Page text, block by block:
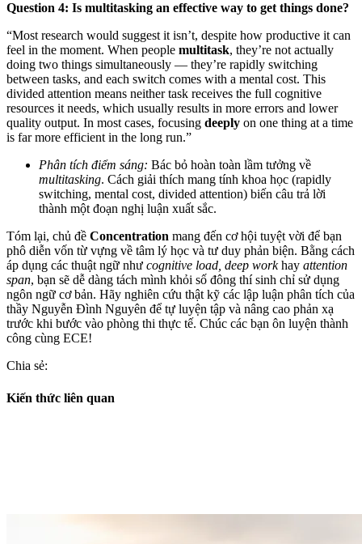
Question 4: Is multitasking an effective way to get things done?
“Most research would suggest it isn’t, despite how productive it can
feel in the moment. When people multitask, they’re not actually
doing two things simultaneously — they’re rapidly switching
between tasks, and each switch comes with a mental cost. This
divided attention means neither task receives the full cognitive
resources it needs, which usually results in more errors and lower
quality output. In most cases, focusing deeply on one thing at a time
is far more efficient in the long run.”
Phân tích điểm sáng: Bác bỏ hoàn toàn lầm tưởng về
multitasking. Cách giải thích mang tính khoa học (rapidly
switching, mental cost, divided attention) biến câu trả lời
thành một đoạn nghị luận xuất sắc.
Tóm lại, chủ đề Concentration mang đến cơ hội tuyệt vời để bạn
phô diễn vốn từ vựng về tâm lý học và tư duy phản biện. Bằng cách
áp dụng các thuật ngữ như cognitive load, deep workhay attention
span, bạn sẽ dễ dàng tách mình khỏi số đông thí sinh chỉ sử dụng
ngôn ngữ cơ bản. Hãy nghiên cứu thật kỹ các lập luận phân tích của
thầy Nguyễn Đình Nguyên để tự luyện tập và nâng cao phản xạ
trước khi bước vào phòng thi thực tế. Chúc các bạn ôn luyện thành
công cùng ECE!
Chia sẻ:
Kiến thức liên quan